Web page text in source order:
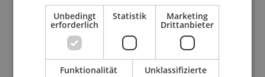
Ein weiterer Punkt, der mir auffiel, ist die
insgesamt elegante und professionelle
Alltagsatmosphäre. Die Menschen hier kleiden
sich sehr gepflegt und oft formell – Männer wie
Frauen – und die Umgebung wirkt sauber,
Unbedingt
erforderlich
Statistik Marketing
Drittanbieter
Funktionalität Unklassifizierte